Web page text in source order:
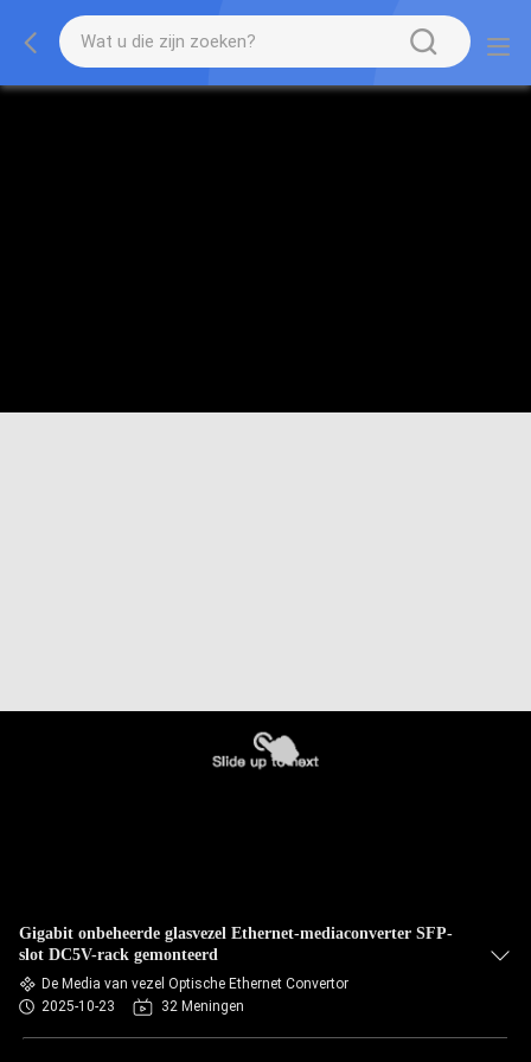
Gigabit onbeheerde glasvezel Ethernet-mediaconverter SFP-
slot DC5V-rack gemonteerd
De Media van vezel Optische Ethernet Convertor
2025-10-23
32 Meningen